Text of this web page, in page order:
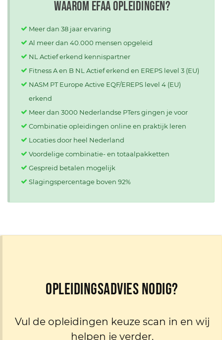
Waarom EFAA opleidingen?
Meer dan 38 jaar ervaring
Al meer dan 40.000 mensen opgeleid
NL Actief erkend kennispartner
Fitness A en B NL Actief erkend en EREPS level 3 (EU)
NASM PT Europe Active EQF/EREPS level 4 (EU)
erkend
Meer dan 3000 Nederlandse PTers gingen je voor
Combinatie opleidingen online en praktijk leren
Locaties door heel Nederland
Voordelige combinatie- en totaalpakketten
Gespreid betalen mogelijk
Slagingspercentage boven 92%
Opleidingsadvies nodig?
Vul de opleidingen keuze scan in en wij
helpen je verder.